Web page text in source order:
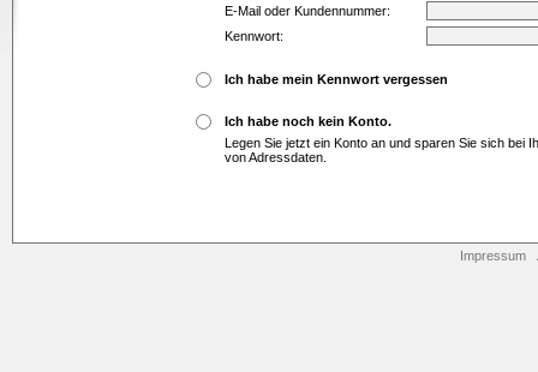
E-Mail oder Kundennummer:
Kennwort:
Ich habe mein Kennwort vergessen
Ich habe noch kein Konto.
Legen Sie jetzt ein Konto an und sparen Sie sich bei
von Adressdaten.
Impressum